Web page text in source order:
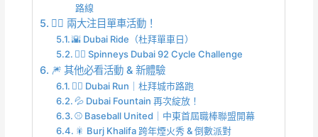
路線
🚴‍♀️ 兩大注目單車活動！
🌇 Dubai Ride（杜拜單車日）
🚴‍♂️ Spinneys Dubai 92 Cycle Challenge
🎆 其他必看活動 & 新體驗
🏃‍♂️ Dubai Run｜杜拜城市路跑
💦 Dubai Fountain 再次綻放！
⚾ Baseball United｜中東首屆職棒聯盟開幕
🎇 Burj Khalifa 跨年煙火秀 & 倒數派對